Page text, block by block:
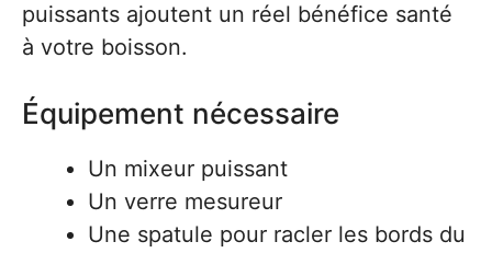
puissants ajoutent un réel bénéfice santé
à votre boisson.
Équipement nécessaire
Un mixeur puissant
Un verre mesureur
Une spatule pour racler les bords du